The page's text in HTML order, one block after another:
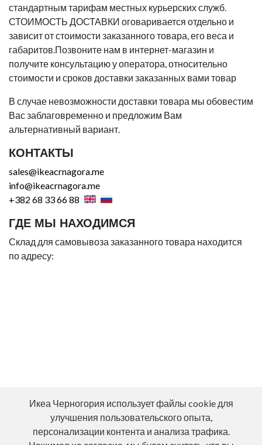
стандартным тарифам местных курьерских служб.
СТОИМОСТЬ ДОСТАВКИ оговаривается отдельно и
зависит от стоимости заказанного товара, его веса и
габаритов.Позвоните нам в интернет-магазин и
получите консультацию у оператора, относительно
стоимости и сроков доставки заказанных вами товар
В случае невозможности доставки товара мы обовестим
Вас заблаговременно и предложим Вам
альтернативный вариант.
КОНТАКТЫ
sales@ikeacrnagora.me
info@ikeacrnagora.me
+382 68 33 66 88
ГДЕ МЫ НАХОДИМСЯ
Склад для самовывоза заказанного товара находится
по адресу:
Икеа Черногория использует файлы cookie для
улучшения пользовательского опыта,
персонализации контента и анализа трафика.